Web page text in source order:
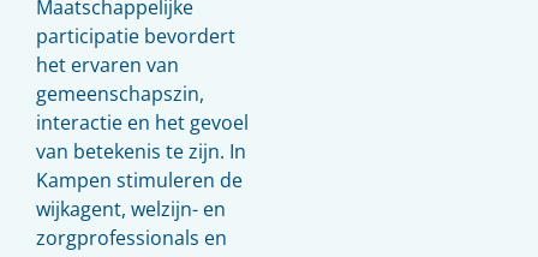
Maatschappelijke
participatie bevordert
het ervaren van
gemeenschapszin,
interactie en het gevoel
van betekenis te zijn. In
Kampen stimuleren de
wijkagent, welzijn- en
zorgprofessionals en